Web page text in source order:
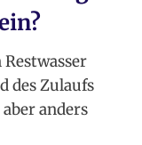
des Zulaufs
anders